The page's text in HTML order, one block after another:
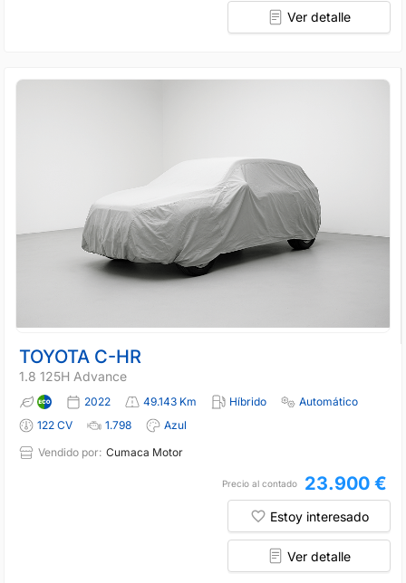
Ver detalle
TOYOTA C-HR
1.8 125H Advance
2022 49.143 Km Híbrido
Automático
122 CV
1.798
Azul
Vendido por: Cumaca Motor
Precio al contado 23.900 €
Estoy interesado
Ver detalle